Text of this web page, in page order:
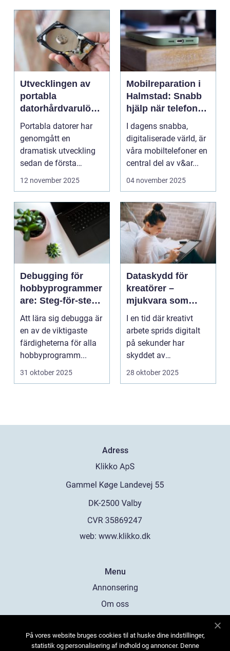
Utvecklingen av
portabla
datorhårdvarulösn
ingar
Portabla datorer har
genomgått en
dramatisk utveckling
sedan de första
bärbara model...
12 november 2025
Mobilreparation i
Halmstad: Snabb
hjälp när telefonen
gått sönder
I dagens snabba,
digitaliserade värld, är
våra mobiltelefoner en
central del av v&ar...
04 november 2025
Debugging för
hobbyprogrammer
are: Steg-för-steg-
metoder
Att lära sig debugga är
en av de viktigaste
färdigheterna för alla
hobbyprogramm...
31 oktober 2025
Dataskydd för
kreatörer –
mjukvara som
skyddar
intellektuellt
kapital
I en tid där kreativt
arbete sprids digitalt
på sekunder har
skyddet av
intellektuellt ka...
28 oktober 2025
Adress
web: www.klikko.dk
Menu
Annonsering
Om oss
Kontakta oss
På vores website bruges cookies til at huske dine indstillinger,
statistik og personalisering af indhold og annoncer. Denne